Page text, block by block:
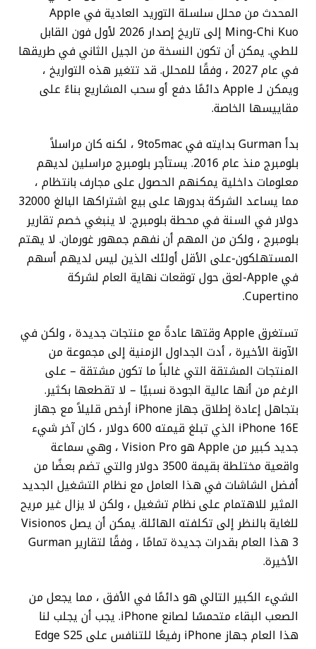
المحدث من محلل سلسلة التوريد العادية في Apple
Ming-Chi Kuo إلى تاريخ إصدار 2026 لأول فون القابل
للطي. يمكن أن تكون النسخة من الجيل الثاني في طريقها
في عام 2027 ، وفقًا للمحلل. قد تتغير هذه التواريخ ،
ويمكن لـ Apple دائمًا دفع أو سحب المشاريع بناءً على
مقاييسها الخاصة.
بدأ Gurman بدايته في 9to5mac ، لكنه كان مراسلاً
بلومبرج منذ عام 2016. يستأجر بلومبرج مراسلين لديهم
معلومات داخلية يمكنهم الحصول على مجارف بانتظام ،
مما يساعد الشركة بدورها على بيع اشتراكها البالغ 32000
دولار في السنة في محطة بلومبرج. لا ينبغي خصم تقارير
بلومبرج ، ولكن من المهم أن نفهم جمهور غورمان. لا يهتم
المستهلكون-على الأقل أولئك الذين ليس لديهم أسهم
في Apple-لعق حول توقعات نهاية العام لشركة
Cupertino.
تستغرق Apple وقتها عادةً مع منتجات جديدة ، ولكن في
الآونة الأخيرة ، أدت الجداول الزمنية إلى مجموعة من
المنتجات المشتقة التي غالباً ما تكون مشتقة – على
الرغم من أنها عالية الجودة نسبيًا – لا تقطعها بكثير.
بتجاهل إعادة إطلاق جهاز iPhone أرخص قليلاً مع جهاز
iPhone 16E الذي تبلغ قيمته 600 دولار ، كان آخر شيء
جديد كبير من Apple هو Vision Pro ، وهي سماعة
واقعية مختلطة بقيمة 3500 دولار والتي تضم بعضًا من
أفضل الشاشات في هذا العامل مع نظام التشغيل الجديد
المثير للاهتمام على نظام تشغيل ، ولكن لا يزال غير مريح
للغاية بالنظر إلى تكلفته الهائلة. يمكن أن يصل Visionos
3 هذا العام بقدرات جديدة تمامًا ، وفقًا لتقارير Gurman
الأخيرة.
الشيء الكبير التالي هو دائمًا في الأفق ، مما يجعل من
الصعب البقاء متحمسًا لصانع iPhone. يجب أن يجلب لنا
هذا العام جهاز iPhone رفيعًا للتنافس على Edge S25